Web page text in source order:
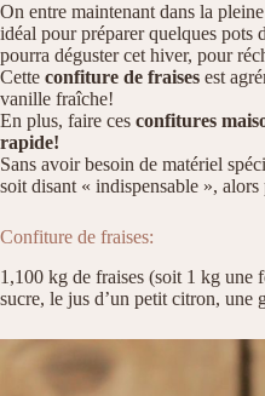
On entre maintenant dans la
idéal pour préparer quelques pots
pourra déguster cet hiver, pour
Cette confiture de fraises est
vanille fraîche!
En plus, faire ces confitures
rapide!
Sans avoir besoin de matériel
soit disant « indispensable »,
Confiture de fraises:
1,100 kg de fraises (soit 1 kg une
sucre, le jus d’un petit citron, une